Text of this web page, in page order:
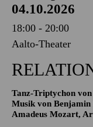
04.10.2026
18:00 - 20:00
Aalto-Theater
Tanz-Triptychon
Musik von
Amadeus Mozart,